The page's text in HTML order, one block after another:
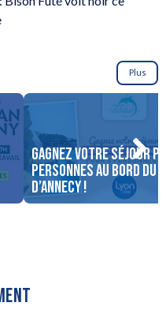
Plus
Gagnez votre séjour
personnes au bord du
d’Annecy !